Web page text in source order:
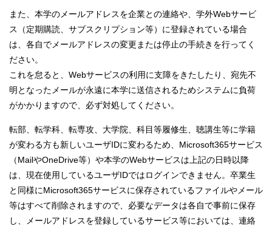
また、本学のメールアドレスを企業との連絡や、学外Webサービ
ス（定期購読、サブスクリプション等）に登録されている場合
は、各自でメールアドレスの変更または停止の手続きを行ってく
ださい。
これを怠ると、Webサービスの利用に支障をきたしたり、宛先不
明となったメールが永遠に本学に送信されるためシステムに負荷
がかかりますので、必ず対処してください。
転部、転学科、転専攻、大学院、科目等履修生、聴講生等に学籍
が変わる方も新しいユーザIDに変わるため、Microsoft365サービス
（MailやOneDrive等）や本学のWebサービスは上記の日時以降
は、現在使用しているユーザIDではログインできません。卒業生
と同様にMicrosoft365サービスに保存されているファイルやメール
等はすべて削除されますので、必要なデータは各自で事前に保存
し、メールアドレスを登録しているサービス等においては、連絡